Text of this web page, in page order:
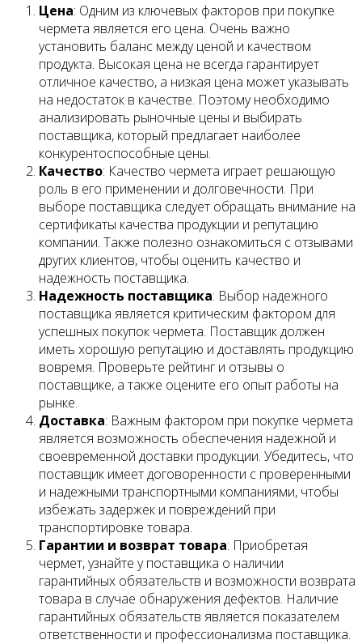
Цена: Одним из ключевых факторов при покупке
чермета является его цена. Очень важно
установить баланс между ценой и качеством
продукта. Высокая цена не всегда гарантирует
отличное качество, а низкая цена может указывать
на недостаток в качестве. Поэтому необходимо
анализировать рыночные цены и выбирать
поставщика, который предлагает наиболее
конкурентоспособные цены.
Качество: Качество чермета играет решающую
роль в его применении и долговечности. При
выборе поставщика следует обращать внимание на
сертификаты качества продукции и репутацию
компании. Также полезно ознакомиться с отзывами
других клиентов, чтобы оценить качество и
надежность поставщика.
Надежность поставщика: Выбор надежного
поставщика является критическим фактором для
успешных покупок чермета. Поставщик должен
иметь хорошую репутацию и доставлять продукцию
вовремя. Проверьте рейтинг и отзывы о
поставщике, а также оцените его опыт работы на
рынке.
Доставка: Важным фактором при покупке чермета
является возможность обеспечения надежной и
своевременной доставки продукции. Убедитесь, что
поставщик имеет договоренности с проверенными
и надежными транспортными компаниями, чтобы
избежать задержек и повреждений при
транспортировке товара.
Гарантии и возврат товара: Приобретая
чермет, узнайте у поставщика о наличии
гарантийных обязательств и возможности возврата
товара в случае обнаружения дефектов. Наличие
гарантийных обязательств является показателем
ответственности и профессионализма поставщика.